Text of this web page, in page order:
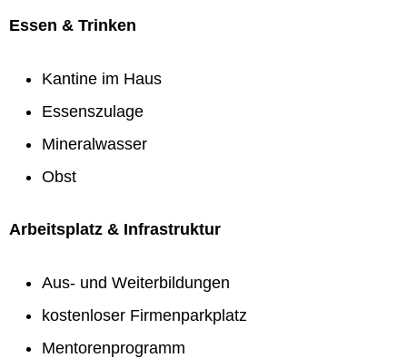
Essen & Trinken
Kantine im Haus
Essenszulage
Mineralwasser
Obst
Arbeitsplatz & Infrastruktur
Aus- und Weiterbildungen
kostenloser Firmenparkplatz
Mentorenprogramm